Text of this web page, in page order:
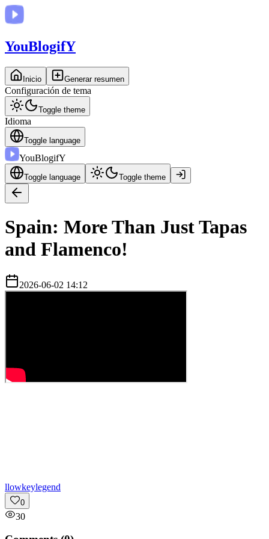
YouBlogifY
Inicio Generar resumen
Configuración de tema
Toggle theme
Idioma
Toggle language
YouBlogifY
Toggle language Toggle theme
Spain: More Than Just Tapas
and Flamenco!
2026-06-02 14:12
llowkeylegend
0
30